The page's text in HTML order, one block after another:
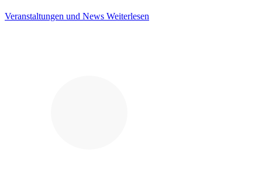
Veranstaltungen und News Weiterlesen